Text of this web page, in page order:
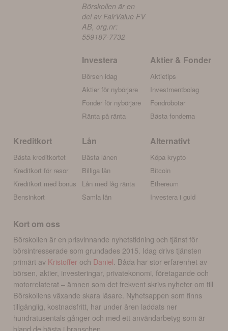
Börskollen är en
del av FairValue FV
AB, org.nr:
559187-7732
Investera
Börsen idag
Aktier för nybörjare
Fonder för nybörjare
Ränta på ränta
Aktier & Fonder
Aktietips
Investmentbolag
Fondrobotar
Bästa fonderna
Kreditkort
Bästa kreditkortet
Kreditkort för resor
Kreditkort med bonus
Bensinkort
Lån
Bästa lånen
Billiga lån
Lån med låg ränta
Samla lån
Alternativt
Köpa krypto
Bitcoin
Ethereum
Investera i guld
Kort om oss
Börskollen är en prisvinnande nyhetstidning och tjänst för
börsintresserade som grundades 2015. Idag drivs tjänsten
primärt av Kristoffer och Daniel. Båda har stor erfarenhet av
börsen, aktier, investeringar, privatekonomi, företagande och
motorrelaterat – ämnen som det frekvent skrivs nyheter om till
Börskollens växande skara läsare. Nyhetsappen som finns
tillgänglig, kostnadsfritt, har under åren laddats ner
hundratusentals gånger och med ett användarbetyg som är